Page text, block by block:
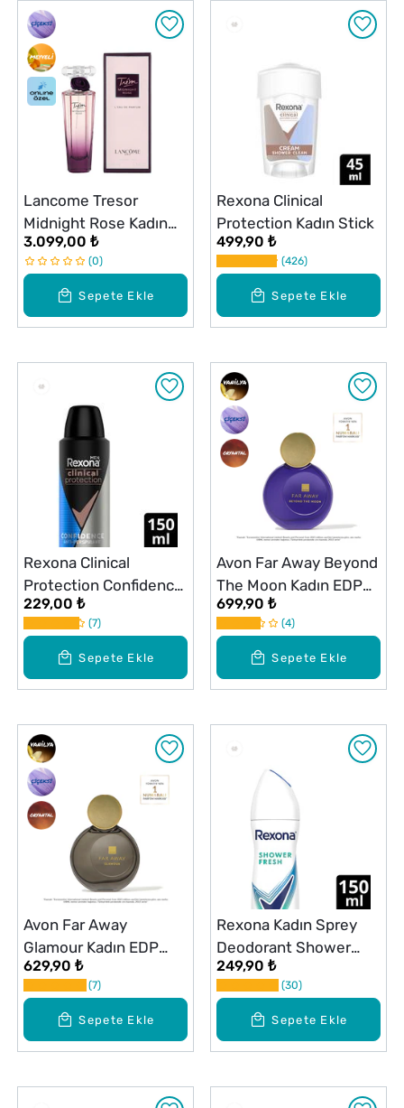
Sepete Ekle
Lancome Tresor
Midnight Rose Kadın
Parfüm EDP 50 ml
3.099,00 ₺
0
Sepete Ekle
Rexona Clinical
Protection Kadın Stick
499,90 ₺
426
Sepete Ekle
Rexona Clinical
Protection Confidence
Erkek Deodorant 150
ml
229,00 ₺
7
Sepete Ekle
Avon Far Away Beyond
The Moon Kadın EDP
Parfüm 50 ml
699,90 ₺
4
Sepete Ekle
Avon Far Away
Glamour Kadın EDP
Parfüm 50 ml
629,90 ₺
7
Sepete Ekle
Rexona Kadın Sprey
Deodorant Shower
Fresh 72 Saat
Kesintisiz Üstün
Koruma 150 ml
249,90 ₺
30